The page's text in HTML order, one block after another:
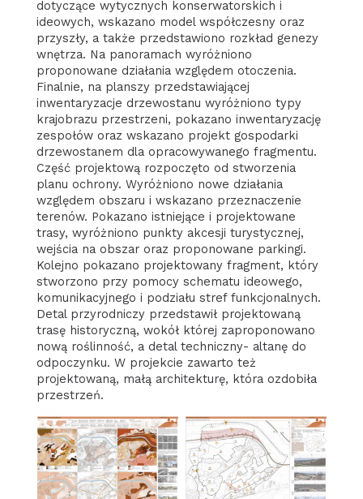
dotyczące wytycznych konserwatorskich i
ideowych, wskazano model współczesny oraz
przyszły, a także przedstawiono rozkład genezy
wnętrza. Na panoramach wyróżniono
proponowane działania względem otoczenia.
Finalnie, na planszy przedstawiającej
inwentaryzacje drzewostanu wyróżniono typy
krajobrazu przestrzeni, pokazano inwentaryzację
zespołów oraz wskazano projekt gospodarki
drzewostanem dla opracowywanego fragmentu.
Część projektową rozpoczęto od stworzenia
planu ochrony. Wyróżniono nowe działania
względem obszaru i wskazano przeznaczenie
terenów. Pokazano istniejące i projektowane
trasy, wyróżniono punkty akcesji turystycznej,
wejścia na obszar oraz proponowane parkingi.
Kolejno pokazano projektowany fragment, który
stworzono przy pomocy schematu ideowego,
komunikacyjnego i podziału stref funkcjonalnych.
Detal przyrodniczy przedstawił projektowaną
trasę historyczną, wokół której zaproponowano
nową roślinność, a detal techniczny- altanę do
odpoczynku. W projekcie zawarto też
projektowaną, małą architekturę, która ozdobiła
przestrzeń.